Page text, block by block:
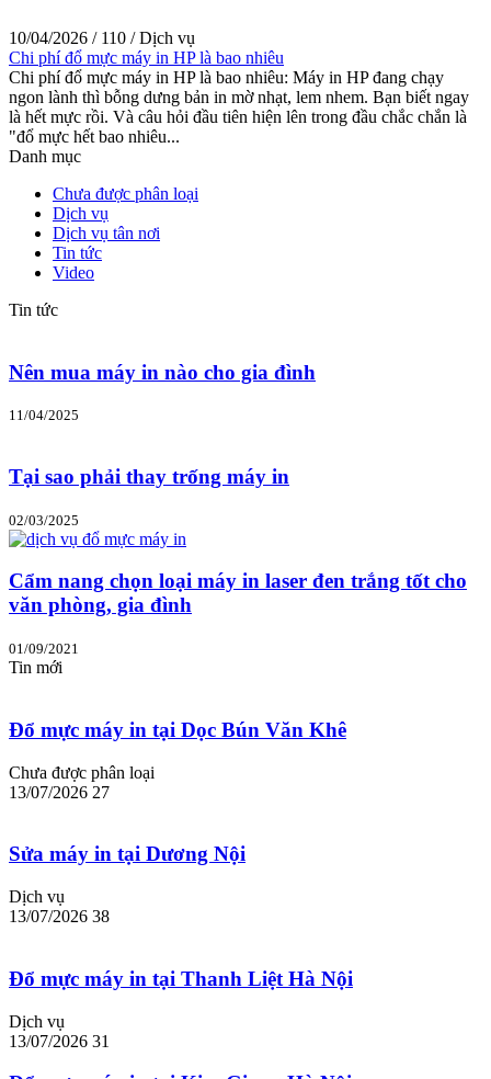
10/04/2026 / 110 /Dịch vụ
Chi phí đổ mực máy in HP là bao nhiêu
Chi phí đổ mực máy in HP là bao nhiêu: Máy in HP đang chạy
ngon lành thì bỗng dưng bản in mờ nhạt, lem nhem. Bạn biết ngay
là hết mực rồi. Và câu hỏi đầu tiên hiện lên trong đầu chắc chắn là
"đổ mực hết bao nhiêu...
Danh mục
Chưa được phân loại
Dịch vụ
Dịch vụ tân nơi
Tin tức
Video
Tin tức
Nên mua máy in nào cho gia đình
11/04/2025
Tại sao phải thay trống máy in
02/03/2025
Cẩm nang chọn loại máy in laser đen trắng tốt cho
văn phòng, gia đình
01/09/2021
Tin mới
Đổ mực máy in tại Dọc Bún Văn Khê
Chưa được phân loại
13/07/2026 27
Sửa máy in tại Dương Nội
Dịch vụ
13/07/2026 38
Đổ mực máy in tại Thanh Liệt Hà Nội
Dịch vụ
13/07/2026 31